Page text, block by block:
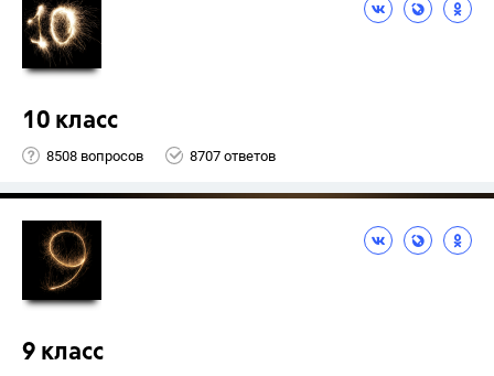
10 класс
8508 вопросов 8707 ответов
9 класс